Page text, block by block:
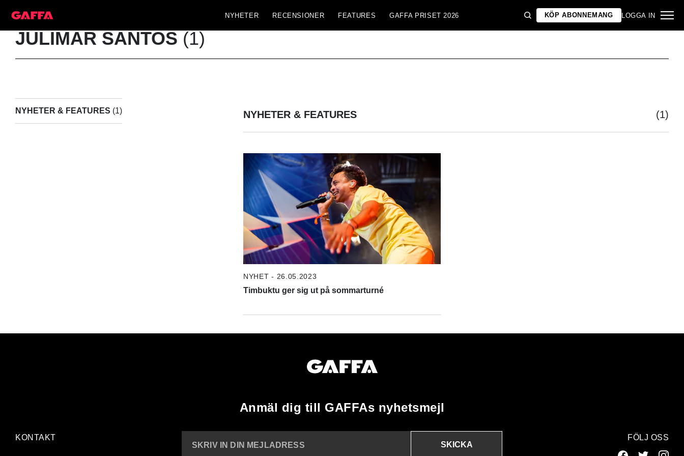
NYHETER RECENSIONER FEATURES GAFFA PRISET 2026 KÖP ABONNEMANG LOGGA IN
JULIMAR SANTOS (1)
NYHETER & FEATURES (1) NYHETER & FEATURES (1)
NYHET - 26.05.2023
Timbuktu ger sig ut på sommarturné
Anmäl dig till GAFFAs nyhetsmejl
KONTAKT
SKRIV IN DIN MEJLADRESS
SKICKA
FÖLJ OSS